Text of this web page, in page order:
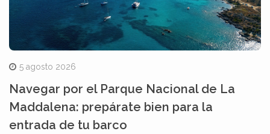
5 agosto 2026
Navegar por el Parque Nacional de La
Maddalena: prepárate bien para la
entrada de tu barco